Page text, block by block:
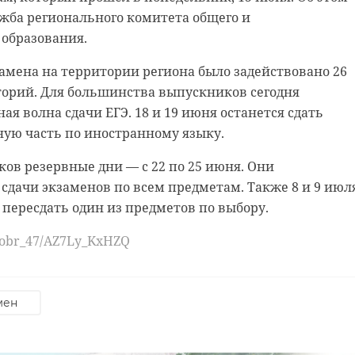
регионального комитета общего и
на территории региона было задействовано 26
Для большинства выпускников сегодня
волна сдачи ЕГЭ. 18 и 19 июня останется сдать
часть по иностранному языку.
резервные дни — с 22 по 25 июня. Они
экзаменов по всем предметам. Также 8 и 9
один из предметов по выбору.
AZ7Ly_KxHZQ
Он не справился с управлением и сбил
серьезные травмы.
к трем годам лишения свободы условно с
три года и лишил права управлять
AZ7Lxp5AWJI
что подсудимая вместе с соучастником
районе лабораторию по производству
более 1 кг запрещенного вещества, которое
органы также изъяли прекурсоры для дальнейшего
более 1,5 кг.
к 15 годам и 3 месяцам лишения свободы с
колонии общего режима.
при помощи нейросети